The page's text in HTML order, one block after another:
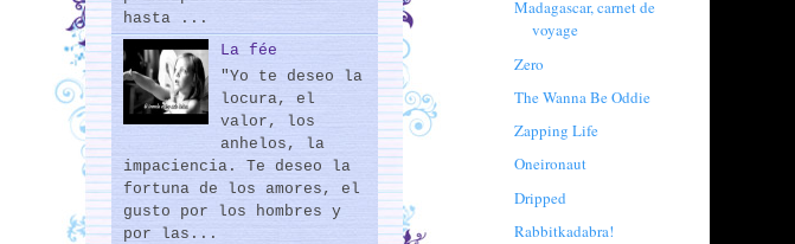
hasta ...
La fée
"Yo te deseo la
locura, el
valor, los
anhelos, la
impaciencia. Te deseo la
fortuna de los amores, el
gusto por los hombres y
por las...
Madagascar, carnet de
voyage
Zero
The Wanna Be Oddie
Zapping Life
Oneironaut
Dripped
Rabbitkadabra!